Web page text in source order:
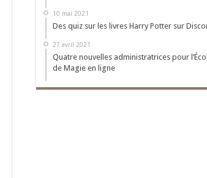
10 mai 2021
Des quiz sur les livres Harry Potter sur
27 avril 2021
Quatre nouvelles administratrices pour
de Magie en ligne